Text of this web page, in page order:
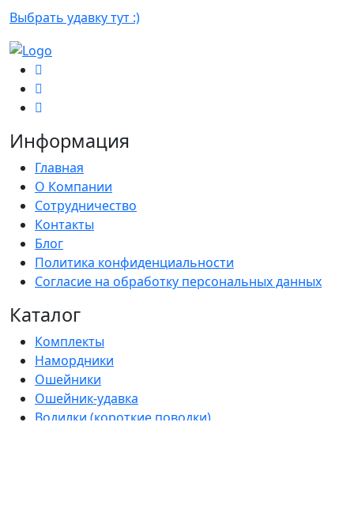
Выбрать удавку тут :)
Информация
Главная
О Компании
Сотрудничество
Контакты
Блог
Политика конфиденциальности
Согласие на обработку персональных данных
Каталог
Комплекты
Намордники
Ошейники
Ошейник-удавка
Водилки (короткие поводки)